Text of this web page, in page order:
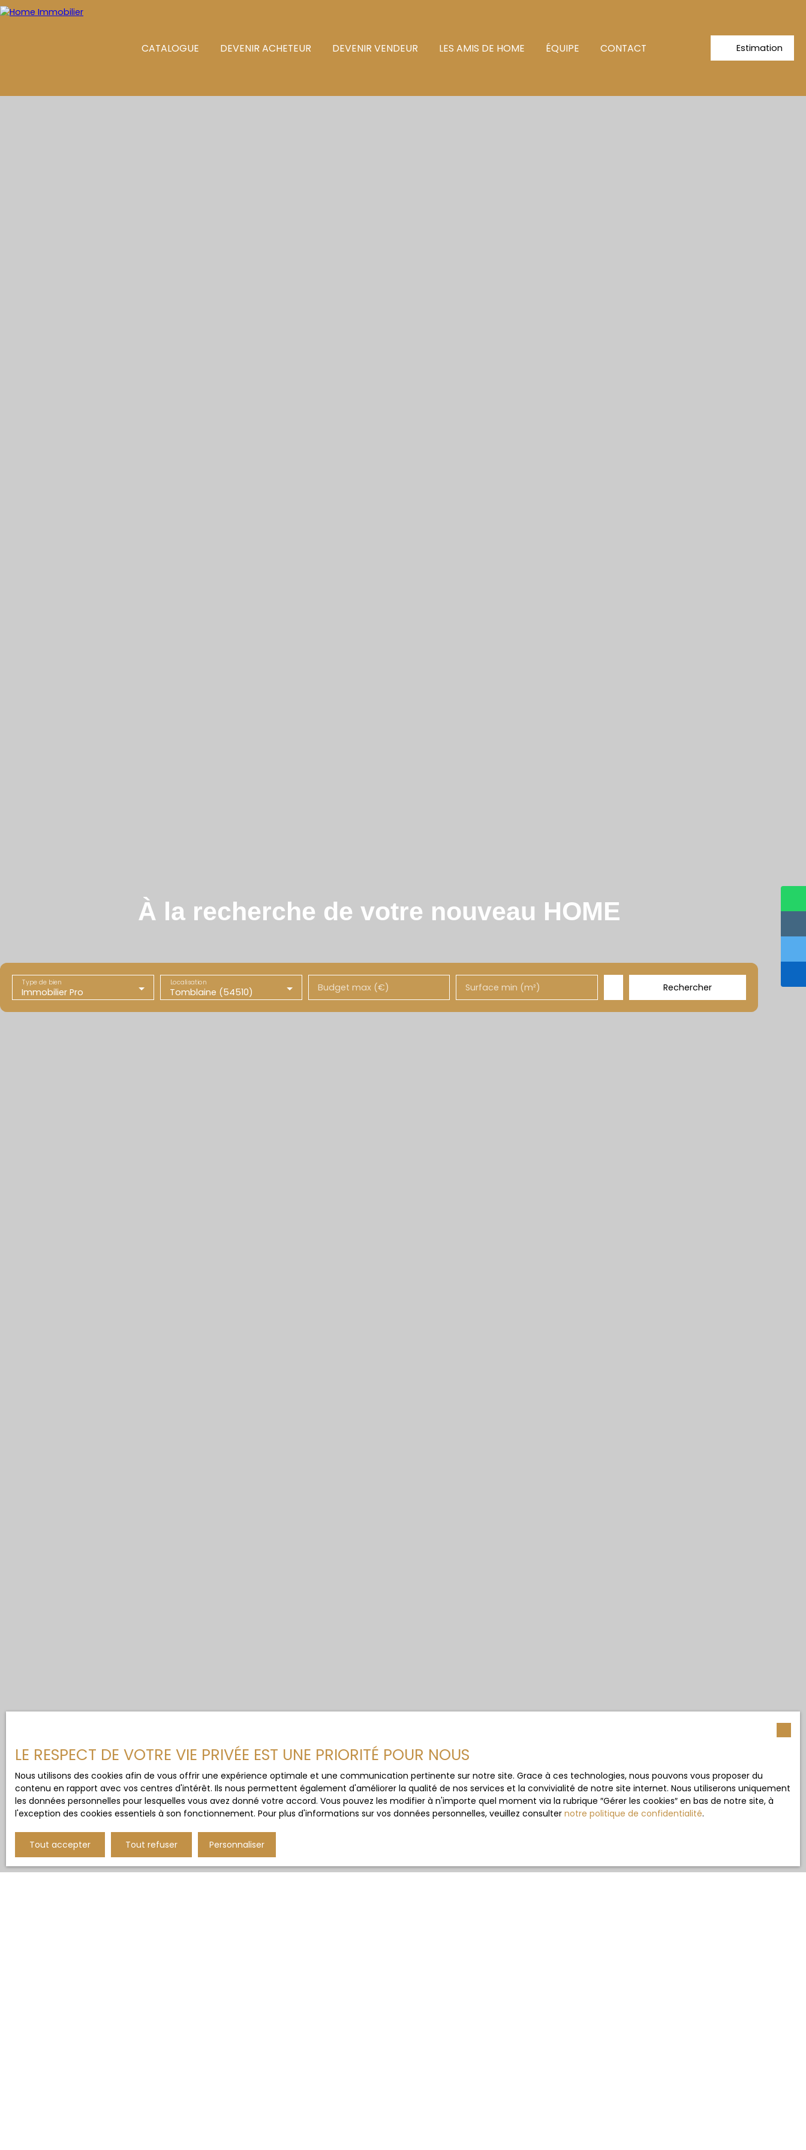
CATALOGUE DEVENIR ACHETEUR DEVENIR VENDEUR LES AMIS DE HOME ÉQUIPE CONTACT Estimation
À la recherche de votre nouveau HOME
Immobilier Pro
Type de bien
Tomblaine (54510)
Localisation Budget max (€) Surface min (m²) Rechercher
LE RESPECT DE VOTRE VIE PRIVÉE EST UNE PRIORITÉ POUR NOUS
Nous utilisons des cookies afin de vous offrir une expérience optimale et une communication pertinente sur notre site. Grace à ces technologies, nous pouvons vous proposer du
contenu en rapport avec vos centres d'intérêt. Ils nous permettent également d'améliorer la qualité de nos services et la convivialité de notre site internet. Nous utiliserons uniquement
les données personnelles pour lesquelles vous avez donné votre accord. Vous pouvez les modifier à n'importe quel moment via la rubrique ″Gérer les cookies″ en bas de notre site, à
l'exception des cookies essentiels à son fonctionnement. Pour plus d'informations sur vos données personnelles, veuillez consulter notre politique de confidentialité.
Tout accepter Tout refuser Personnaliser